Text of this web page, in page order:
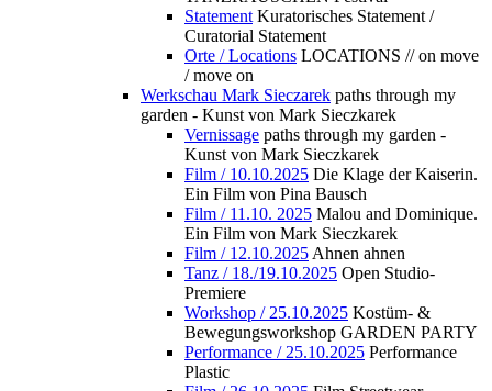
Statement Kuratorisches Statement /
Curatorial Statement
Orte / Locations LOCATIONS // on move
/ move on
Werkschau Mark Sieczarek paths through my
garden - Kunst von Mark Sieczkarek
Vernissage paths through my garden -
Kunst von Mark Sieczkarek
Film / 10.10.2025 Die Klage der Kaiserin.
Ein Film von Pina Bausch
Film / 11.10. 2025 Malou and Dominique.
Ein Film von Mark Sieczkarek
Film / 12.10.2025 Ahnen ahnen
Tanz / 18./19.10.2025 Open Studio-
Premiere
Workshop / 25.10.2025 Kostüm- &
Bewegungsworkshop GARDEN PARTY
Performance / 25.10.2025 Performance
Plastic